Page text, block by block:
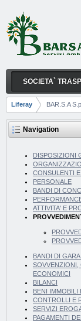
Skip to Content
Navigation
SOCIETA`
Breadcrumbs
Liferay BAR.S.A
Navigation
DISPOSIZIONI
CONSULENTI
PERSONALE
BANDI DI
ATTIVITA' E
BANDI DI
SOVVENZIONI,
ECONOMICI
BILANCI
BENI IMMOBILI
CONTROLLI E
SERVIZI
PAGAMENTI